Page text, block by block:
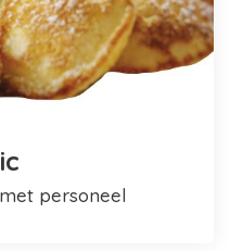
personeel